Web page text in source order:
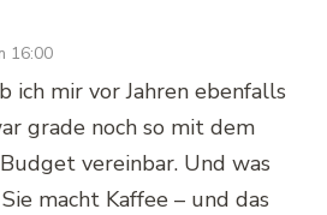
16:00
ich mir vor Jahren ebenfalls
grade noch so mit dem
vereinbar. Und was
macht Kaffee – und das